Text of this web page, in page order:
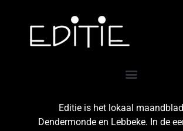
Editie is het lokaal
Dendermonde en Lebbeke. In de